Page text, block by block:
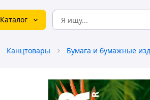
Каталог
Канцтовары Бумага и бумажные